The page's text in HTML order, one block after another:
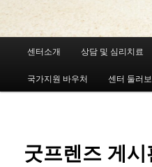
첫
번
컨
센터소개 상담 및 심리치료
국가지원 바우처 센터 둘러
굿프렌즈 게